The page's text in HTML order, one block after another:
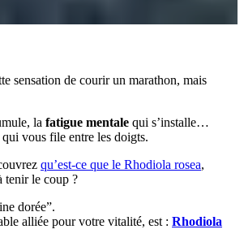
sensation de courir un marathon, mais
la fatigue mentale qui s’installe…
qui vous file entre les doigts.
qu’est-ce que le Rhodiola rosea,
tenir le coup ?
dorée”.
alliée pour votre vitalité, est : Rhodiola